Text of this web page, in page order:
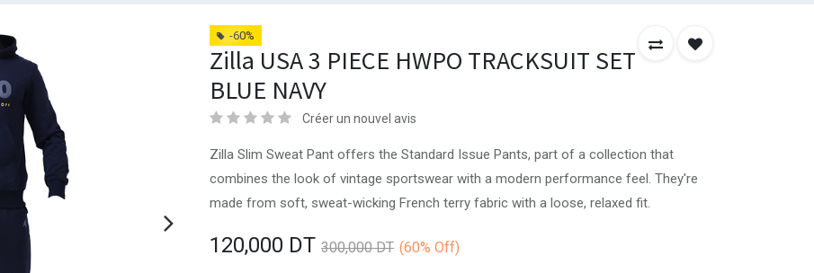
-60%
Zilla USA 3 PIECE HWPO TRACKSUIT SET
BLUE NAVY
Créer un nouvel avis
Zilla Slim Sweat Pant offers the Standard Issue Pants, part of a collection that
combines the look of vintage sportswear with a modern performance feel. They're
made from soft, sweat-wicking French terry fabric with a loose, relaxed fit.
120,000 DT 300,000DT (60% Off)